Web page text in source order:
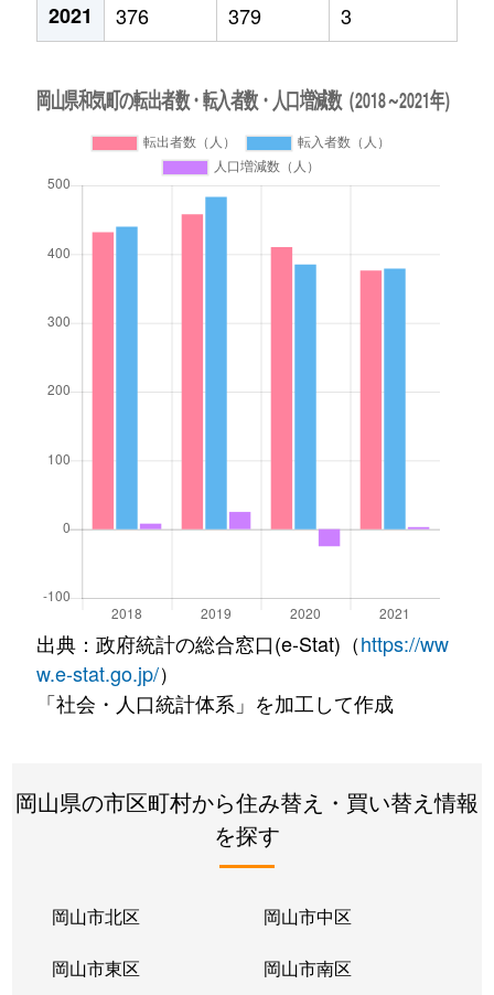
2021
376 379 3
出典：政府統計の総合窓口(e-Stat)（https://ww
w.e-stat.go.jp/）
「社会・人口統計体系」を加工して作成
岡山県の市区町村から住み替え・買い替え情報
を探す
岡山市北区 岡山市中区
岡山市東区 岡山市南区